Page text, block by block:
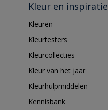
Kleur en inspiratie
Kleuren
Kleurtesters
Kleurcollecties
Kleur van het jaar
Kleurhulpmiddelen
Kennisbank